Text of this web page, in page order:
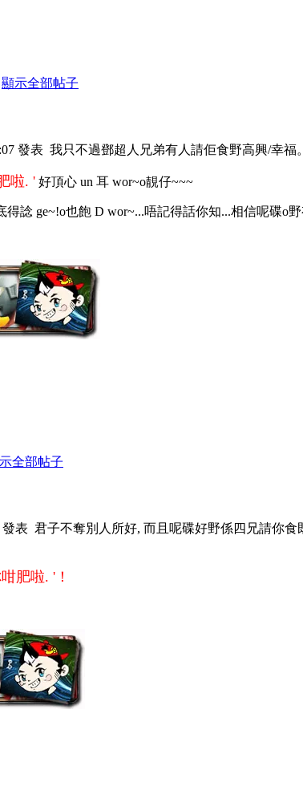
顯示全部帖子
發表 我只不過鄧超人兄弟有人請佢食野高興/幸福。
啦. ' 好頂心 un 耳 wor~o靚仔~~~
諗 ge~!o也飽 D wor~...唔記得話你知...相信呢碟o
全部帖子
發表 君子不奪別人所好, 而且呢碟好野係四兄請你
肥啦. '！